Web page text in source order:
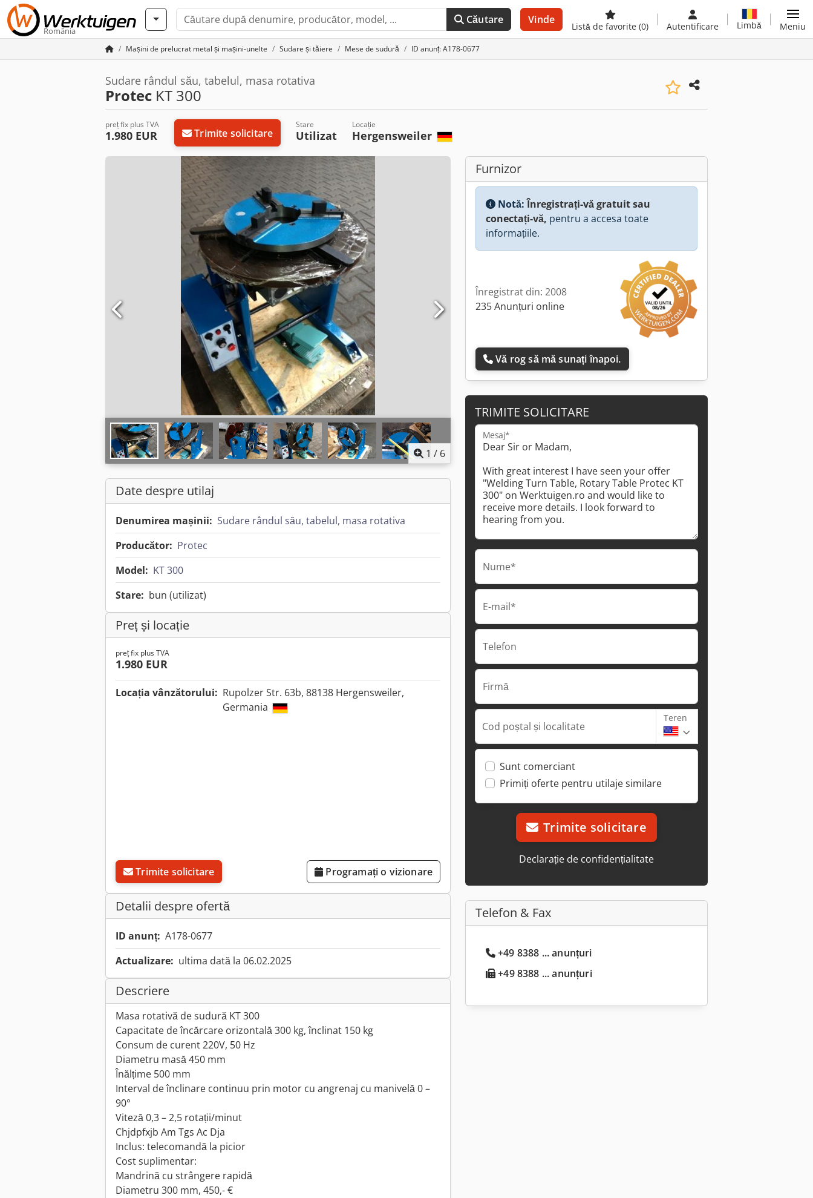
România
Căutare Vinde
Listă de favorite (0) Autentificare Limbă Meniu
Mașini de prelucrat metal și mașini-unelte Sudare și tăiere Mese de sudură ID anunț: A178-0677
Sudare rândul său, tabelul, masa rotativa
Protec KT 300
preț fix plus TVA
1.980 EUR Trimite solicitare
Stare
Utilizat
Locație
Hergensweiler
1 / 6
Date despre utilaj
Denumirea mașinii: Sudare rândul său, tabelul, masa rotativa
Producător: Protec
Model: KT 300
Stare: bun (utilizat)
Preț și locație
preț fix plus TVA
1.980 EUR
Locația vânzătorului: Rupolzer Str. 63b, 88138 Hergensweiler,
Germania
Trimite solicitare Programați o vizionare
Detalii despre ofertă
ID anunț: A178-0677
Actualizare: ultima dată la 06.02.2025
Descriere
Masa rotativă de sudură KT 300
Capacitate de încărcare orizontală 300 kg, înclinat 150 kg
Consum de curent 220V, 50 Hz
Diametru masă 450 mm
Înălțime 500 mm
Interval de înclinare continuu prin motor cu angrenaj cu manivelă 0 –
90°
Viteză 0,3 – 2,5 rotații/minut
Chjdpfxjb Am Tgs Ac Dja
Inclus: telecomandă la picior
Cost suplimentar:
Mandrină cu strângere rapidă
Diametru 300 mm, 450,- €
Furnizor
Notă:Înregistrați-vă gratuit sau
conectați-vă, pentru a accesa toate
informațiile.
Înregistrat din: 2008
235 Anunțuri online
Vă rog să mă sunați înapoi.
TRIMITE SOLICITARE
Mesaj*
Nume*
E-mail*
Telefon
Firmă
Cod poștal și localitate
Teren
Sunt comerciant
Primiți oferte pentru utilaje similare
Trimite solicitare
Declarație de confidențialitate
Telefon & Fax
+49 8388 ... anunțuri
+49 8388 ... anunțuri